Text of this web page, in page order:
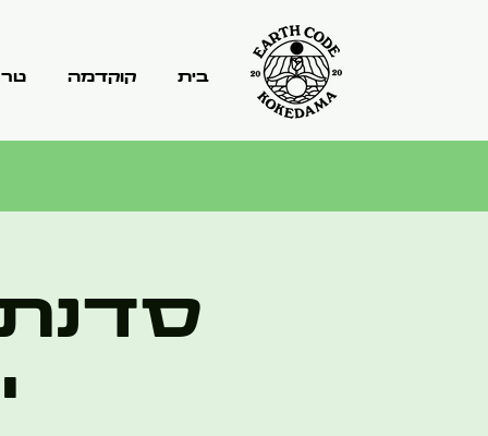
בית קוקדמה